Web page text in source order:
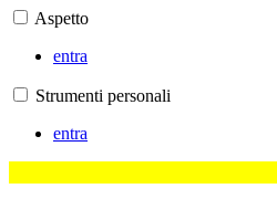
Aspetto
entra
Strumenti personali
entra